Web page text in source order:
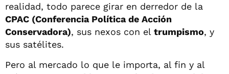
realidad, todo parece girar en derredor de la
CPAC (Conferencia Política de Acción
Conservadora), sus nexos con el trumpismo, y
sus satélites.
Pero al mercado lo que le importa, al fin y al